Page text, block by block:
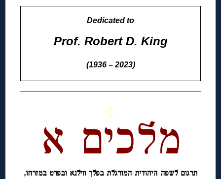
Dedicated to
Prof. Robert D. King
(1936 – 2023)
◊
מלכים א
תרגום לשפה היהודית המורגלת בפלך ווילנא ובפרט במזרחו,